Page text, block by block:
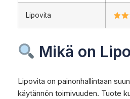
Lipovita
Mikä on
Lipovita on painonhallintaan
käytännön toimivuuden. Tuote